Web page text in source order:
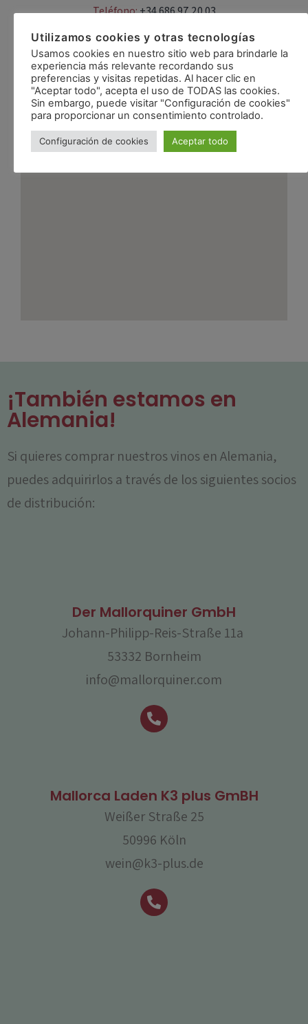
Teléfono:+34 686 97 20 03
¡También estamos en
Alemania!
Si quieres comprar nuestros vinos en Alemania,
puedes adquirirlos a través de los siguientes socios
de distribución:
Der Mallorquiner GmbH
Johann-Philipp-Reis-Straße 11a
53332 Bornheim
info@mallorquiner.com
Mallorca Laden K3 plus GmBH
Weißer Straße 25
50996 Köln
wein@k3-plus.de
Utilizamos cookies y otras tecnologías
Usamos cookies en nuestro sitio web para brindarle la
experiencia más relevante recordando sus
preferencias y visitas repetidas. Al hacer clic en
"Aceptar todo", acepta el uso de TODAS las cookies.
Sin embargo, puede visitar "Configuración de cookies"
para proporcionar un consentimiento controlado.
Configuración de cookies Aceptar todo